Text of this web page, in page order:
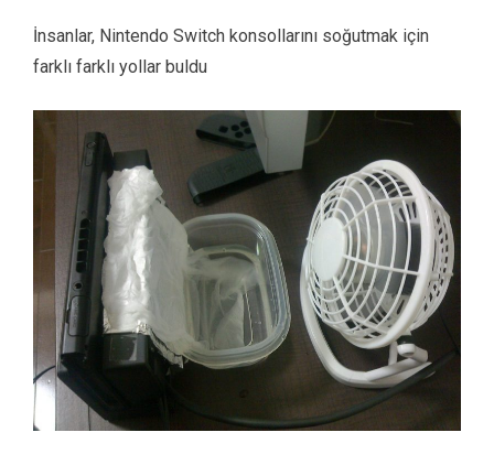
İnsanlar, Nintendo Switch konsollarını soğutmak için
farklı farklı yollar buldu